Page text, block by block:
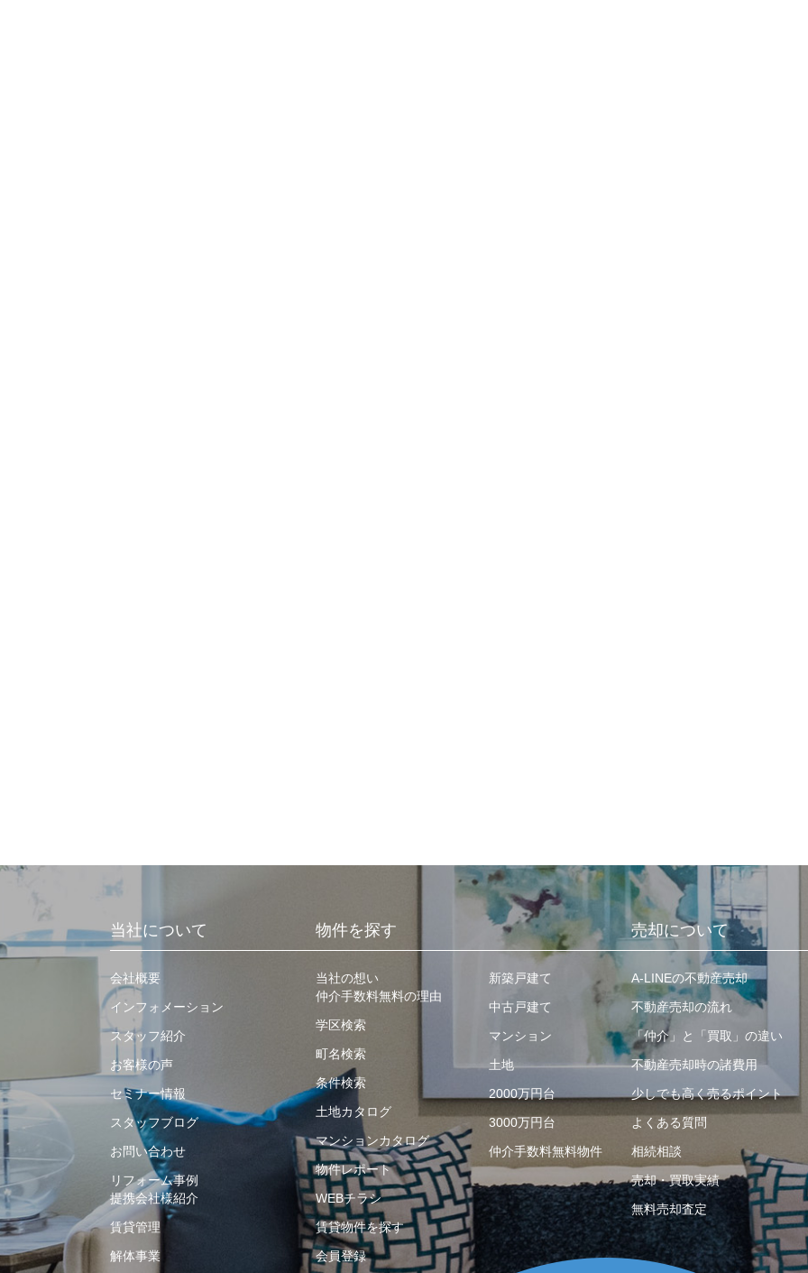
当社について
会社概要
インフォメーション
スタッフ紹介
お客様の声
セミナー情報
スタッフブログ
お問い合わせ
リフォーム事例
提携会社様紹介
賃貸管理
解体事業
物件を探す
当社の想い
仲介手数料無料の理由
学区検索
町名検索
条件検索
土地カタログ
マンションカタログ
物件レポート
WEBチラシ
賃貸物件を探す
会員登録
新築戸建て
中古戸建て
マンション
土地
2000万円台
3000万円台
仲介手数料無料物件
売却について
A-LINEの不動産売却
不動産売却の流れ
「仲介」と「買取」の違い
不動産売却時の諸費用
少しでも高く売るポイント
よくある質問
相続相談
売却・買取実績
無料売却査定